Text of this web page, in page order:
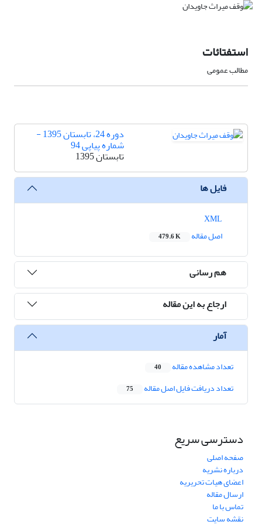
استفتائات
مطالب عمومی
دوره 24، تابستان 1395 -
شماره پیاپی 94
تابستان 1395
فایل ها
اصل مقاله
479.6 K
هم رسانی
ارجاع به این مقاله
آمار
تعداد مشاهده مقاله 40
تعداد دریافت فایل اصل مقاله 75
دسترسی سریع
صفحه اصلی
درباره نشریه
اعضای هیات تحریریه
ارسال مقاله
تماس با ما
نقشه سایت